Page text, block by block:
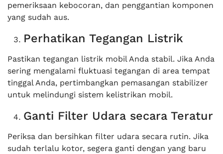
pemeriksaan kebocoran, dan penggantian komponen
yang sudah aus.
Perhatikan Tegangan Listrik
Pastikan tegangan listrik mobil Anda stabil. Jika Anda
sering mengalami fluktuasi tegangan di area tempat
tinggal Anda, pertimbangkan pemasangan stabilizer
untuk melindungi sistem kelistrikan mobil.
Ganti Filter Udara secara Teratur
Periksa dan bersihkan filter udara secara rutin. Jika
sudah terlalu kotor, segera ganti dengan yang baru